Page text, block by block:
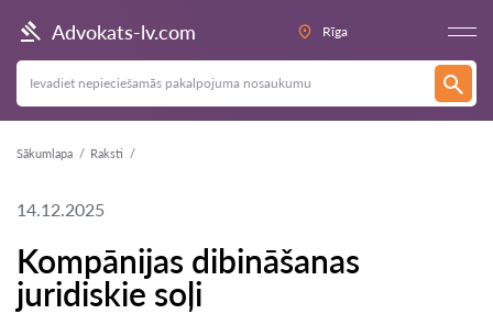
Advokats-lv.com Rīga
Sākumlapa Raksti
14.12.2025
Kompānijas dibināšanas
juridiskie soļi